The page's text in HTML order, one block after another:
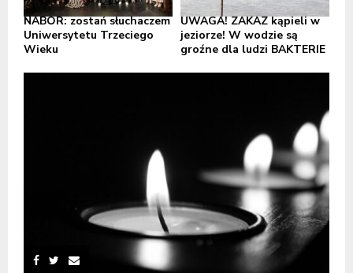
NABÓR: zostań słuchaczem
Uniwersytetu Trzeciego
Wieku
UWAGA! ZAKAZ kąpieli w
jeziorze! W wodzie są
groźne dla ludzi BAKTERIE